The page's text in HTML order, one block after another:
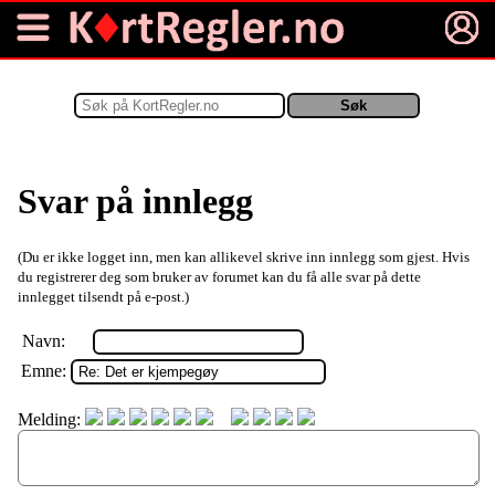
Svar på innlegg
(Du er ikke logget inn, men kan allikevel skrive inn innlegg som gjest. Hvis
du registrerer deg som bruker av forumet kan du få alle svar på dette
innlegget tilsendt på e-post.)
Navn:
Emne:
Melding: